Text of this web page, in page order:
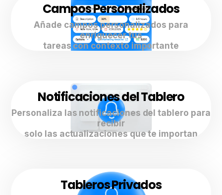
Campos Personalizados
Añade campos personalizados para
enriquecer tus
tareas con contexto importante
Notificaciones del Tablero
Personaliza las notificaciones del tablero para
recibir
solo las actualizaciones que te importan
Tableros Privados